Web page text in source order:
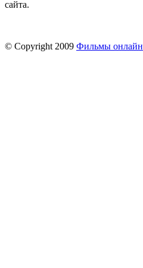
сайта.
© Copyright 2009 Фильмы онлайн